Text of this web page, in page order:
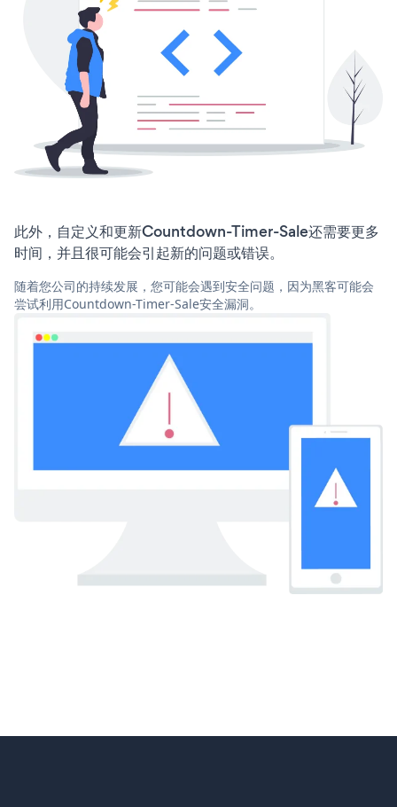
此外，自定义和更新Countdown-Timer-Sale还需要更多
时间，并且很可能会引起新的问题或错误。
随着您公司的持续发展，您可能会遇到安全问题，因为黑客可能会
尝试利用Countdown-Timer-Sale安全漏洞。